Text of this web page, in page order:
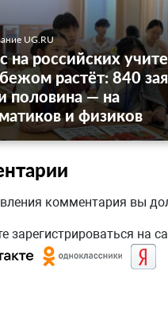
UG.RU
на российских
растёт: 840
половина — на
и физиков
комментария вы
зарегистрироваться на